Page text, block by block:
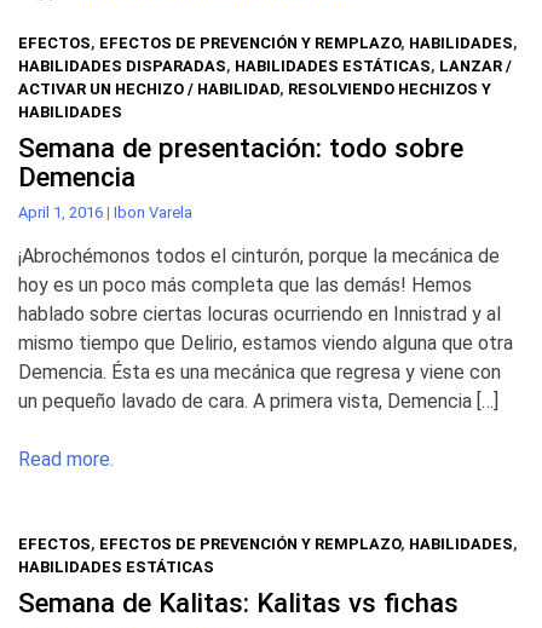
EFECTOS, EFECTOS DE PREVENCIÓN Y REMPLAZO, HABILIDADES,
HABILIDADES DISPARADAS, HABILIDADES ESTÁTICAS, LANZAR /
ACTIVAR UN HECHIZO / HABILIDAD, RESOLVIENDO HECHIZOS Y
HABILIDADES
Semana de presentación: todo sobre
Demencia
April 1, 2016 | Ibon Varela
¡Abrochémonos todos el cinturón, porque la mecánica de
hoy es un poco más completa que las demás! Hemos
hablado sobre ciertas locuras ocurriendo en Innistrad y al
mismo tiempo que Delirio, estamos viendo alguna que otra
Demencia. Ésta es una mecánica que regresa y viene con
un pequeño lavado de cara. A primera vista, Demencia […]
Read more.
EFECTOS, EFECTOS DE PREVENCIÓN Y REMPLAZO, HABILIDADES,
HABILIDADES ESTÁTICAS
Semana de Kalitas: Kalitas vs fichas